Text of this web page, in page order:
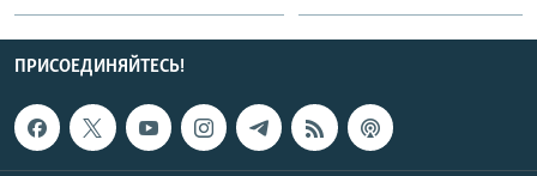
ПРИСОЕДИНЯЙТЕСЬ!